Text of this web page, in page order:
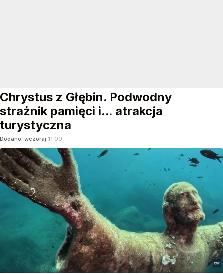
Chrystus z Głębin. Podwodny
strażnik pamięci i... atrakcja
turystyczna
Dodano: wczoraj 11:00